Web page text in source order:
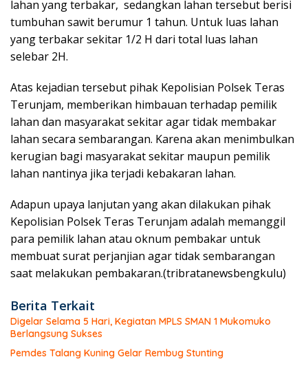
lahan yang terbakar, sedangkan lahan tersebut berisi
tumbuhan sawit berumur 1 tahun. Untuk luas lahan
yang terbakar sekitar 1/2 H dari total luas lahan
selebar 2H.
Atas kejadian tersebut pihak Kepolisian Polsek Teras
Terunjam, memberikan himbauan terhadap pemilik
lahan dan masyarakat sekitar agar tidak membakar
lahan secara sembarangan. Karena akan menimbulkan
kerugian bagi masyarakat sekitar maupun pemilik
lahan nantinya jika terjadi kebakaran lahan.
Adapun upaya lanjutan yang akan dilakukan pihak
Kepolisian Polsek Teras Terunjam adalah memanggil
para pemilik lahan atau oknum pembakar untuk
membuat surat perjanjian agar tidak sembarangan
saat melakukan pembakaran.(tribratanewsbengkulu)
Berita Terkait
Digelar Selama 5 Hari, Kegiatan MPLS SMAN 1 Mukomuko
Berlangsung Sukses
Pemdes Talang Kuning Gelar Rembug Stunting